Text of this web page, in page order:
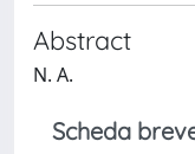
Abstract
N. A.
Scheda